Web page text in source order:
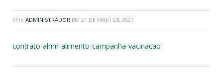
POR ADMINISTRADOR EM 21 DE MAIO DE 2021
contrato-almir-alimento-campanha-vacinacao